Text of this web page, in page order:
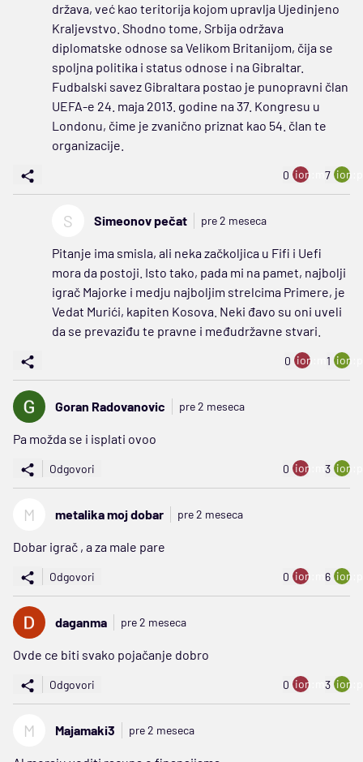
država, već kao teritorija kojom upravlja Ujedinjeno
Kraljevstvo. Shodno tome, Srbija održava
diplomatske odnose sa Velikom Britanijom, čija se
spoljna politika i status odnose i na Gibraltar.
Fudbalski savez Gibraltara postao je punopravni član
UEFA-e 24. maja 2013. godine na 37. Kongresu u
Londonu, čime je zvanično priznat kao 54. član te
organizacije.
0 ion:minus
7
S Simeonov pečat pre 2 meseca
Pitanje ima smisla, ali neka začkoljica u Fifi i Uefi
mora da postoji. Isto tako, pada mi na pamet, najbolji
igrač Majorke i medju najboljim strelcima Primere, je
Vedat Murići, kapiten Kosova. Neki đavo su oni uveli
da se prevaziđu te pravne i međudržavne stvari.
0 ion:minus
1
Goran Radovanovic pre 2 meseca
Pa možda se i isplati ovoo
Odgovori 0 ion:minus
3
M metalika moj dobar pre 2 meseca
Dobar igrač , a za male pare
Odgovori 0 ion:minus
6
daganma pre 2 meseca
Ovde ce biti svako pojačanje dobro
Odgovori 0 ion:minus
3
M Majamaki3 pre 2 meseca